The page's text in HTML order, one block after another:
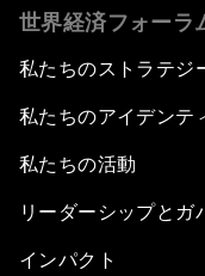
世界経済フォーラ
私たちのストラテジ
私たちのアイデンテ
私たちの活動
リーダーシップとガ
インパクト